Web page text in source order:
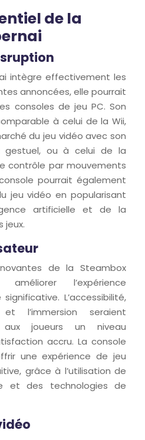
de la
intègre effectivement les
annoncées, elle pourrait
consoles de jeu PC. Son
à celui de la Wii,
du jeu vidéo avec son
gestuel, ou à celui de la
contrôle par mouvements
pourrait également
jeu vidéo en popularisant
artificielle et de la
jeux.
de la Steambox
l’expérience
L’accessibilité,
l’immersion seraient
joueurs un niveau
accru. La console
une expérience de jeu
grâce à l’utilisation de
et des technologies de